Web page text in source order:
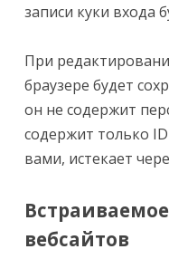
записи куки входа
При
браузере будет
он не содержит
содержит только
вами, истекает
вебсайтов